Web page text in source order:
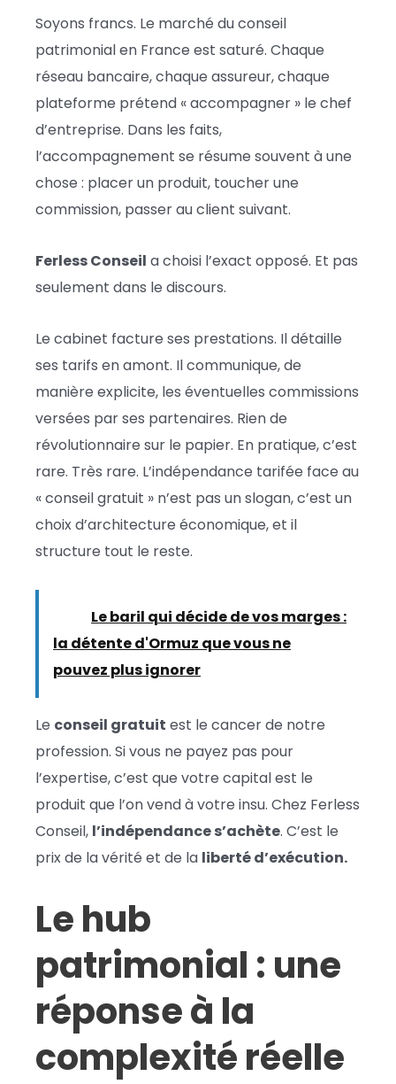
Soyons francs. Le marché du conseil
patrimonial en France est saturé. Chaque
réseau bancaire, chaque assureur, chaque
plateforme prétend « accompagner » le chef
d’entreprise. Dans les faits,
l’accompagnement se résume souvent à une
chose : placer un produit, toucher une
commission, passer au client suivant.
Ferless Conseil a choisi l’exact opposé. Et pas
seulement dans le discours.
Le cabinet facture ses prestations. Il détaille
ses tarifs en amont. Il communique, de
manière explicite, les éventuelles commissions
versées par ses partenaires. Rien de
révolutionnaire sur le papier. En pratique, c’est
rare. Très rare. L’indépendance tarifée face au
« conseil gratuit » n’est pas un slogan, c’est un
choix d’architecture économique, et il
structure tout le reste.
Le baril qui décide de vos marges :
la détente d'Ormuz que vous ne
pouvez plus ignorer
Le conseil gratuit est le cancer de notre
profession. Si vous ne payez pas pour
l’expertise, c’est que votre capital est le
produit que l’on vend à votre insu. Chez Ferless
Conseil, l’indépendance s’achète. C’est le
prix de la vérité et de la liberté d’exécution.
Le hub
patrimonial : une
réponse à la
complexité réelle